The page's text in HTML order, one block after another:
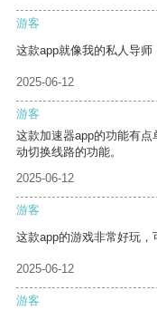
游客
这款app就像我的私人导师
2025-06-12
游客
这款加速器app的功能有
动切换线路的功能。
2025-06-12
游客
这款app的游戏非常好玩，
2025-06-12
游客